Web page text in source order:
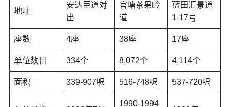
地址
安达臣道对
出
官塘茶果岭
道
蓝田汇景道
1-17号
座数 4座 38座 17座
单位数目 334个 8,072个 4,114个
面积 339-907呎 516-748呎 537-720呎
1990-1994